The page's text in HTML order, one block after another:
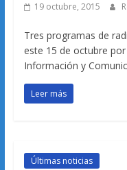
19 octubre, 2015
Tres programas de
este 15 de octubre
Información y
Leer más
Últimas noticias